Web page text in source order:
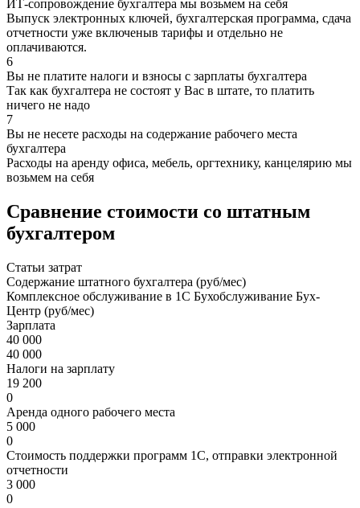
ИТ-сопровождение бухгалтера мы возьмем на себя
Выпуск электронных ключей, бухгалтерская программа, сдача
отчетности уже включеныв тарифы и отдельно не
оплачиваются.
6
Вы не платите налоги и взносы с зарплаты бухгалтера
Так как бухгалтера не состоят у Вас в штате, то платить
ничего не надо
7
Вы не несете расходы на содержание рабочего места
бухгалтера
Расходы на аренду офиса, мебель, оргтехнику, канцелярию мы
возьмем на себя
Сравнение стоимости со штатным
бухгалтером
Статьи затрат
Содержание штатного бухгалтера (руб/мес)
Комплексное обслуживание в 1С Бухобслуживание Бух-
Центр (руб/мес)
Зарплата
40 000
40 000
Налоги на зарплату
19 200
0
Аренда одного рабочего места
5 000
0
Стоимость поддержки программ 1С, отправки электронной
отчетности
3 000
0